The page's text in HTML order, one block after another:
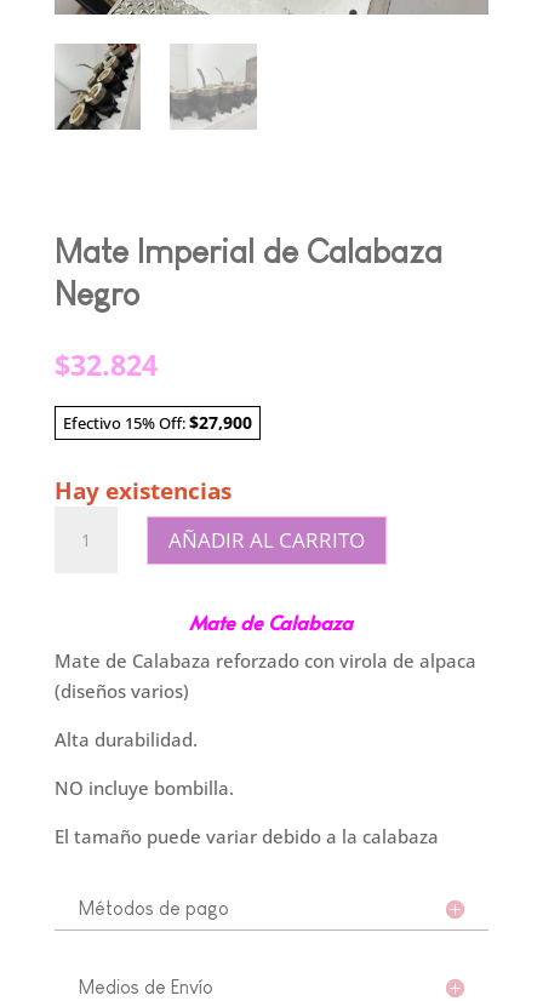
Mate Imperial de Calabaza
Negro
$32.824
Efectivo 15% Off:$27,900
Hay existencias
Imperial
cantidad
AÑADIR AL CARRITO
Mate de Calabaza
Mate de Calabaza reforzado con virola de alpaca
(diseños varios)
Alta durabilidad.
NO incluye bombilla.
El tamaño puede variar debido a la calabaza
Métodos de pago
Medios de Envío